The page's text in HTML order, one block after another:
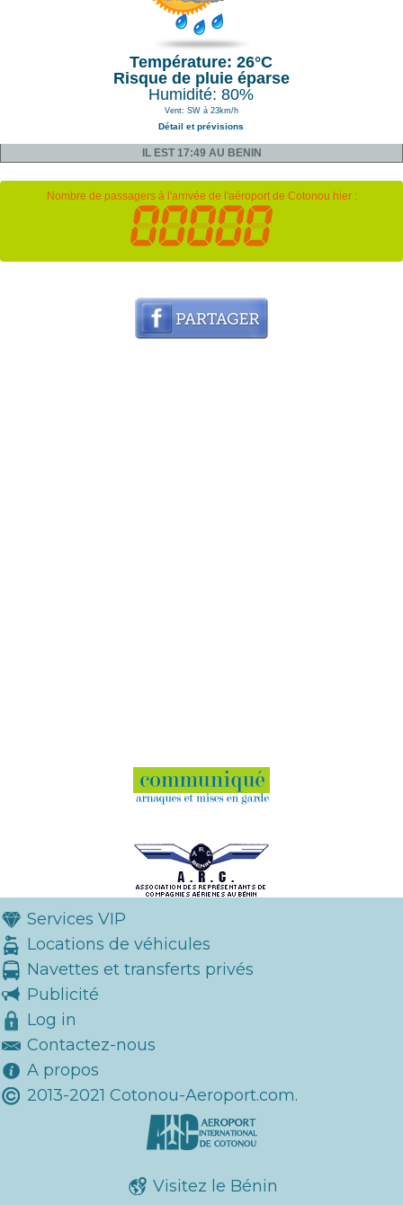
Température: 26°C
Risque de pluie éparse
Humidité: 80%
Vent: SW à 23km/h
Détail et prévisions
IL EST 17:49 AU BENIN
Nombre de passagers à l'arrivée de l'aéroport de Cotonou hier :
Services VIP
Locations de véhicules
Navettes et transferts privés
Publicité
Log in
Contactez-nous
A propos
2013-2021 Cotonou-Aeroport.com.
Visitez le Bénin